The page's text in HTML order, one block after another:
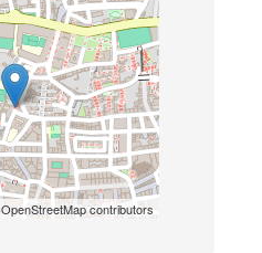
OpenStreetMapcontributors